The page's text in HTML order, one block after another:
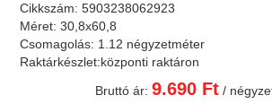
Cikkszám:5903238062923
Méret:30,8x60,8
Csomagolás: 1.12 négyzetméter
Raktárkészlet:központi raktáron
Bruttó ár: 9.690 Ft/